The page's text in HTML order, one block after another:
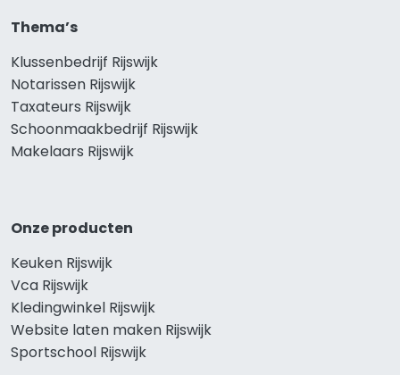
Thema’s
Klussenbedrijf Rijswijk
Notarissen Rijswijk
Taxateurs Rijswijk
Schoonmaakbedrijf Rijswijk
Makelaars Rijswijk
Onze producten
Keuken Rijswijk
Vca Rijswijk
Kledingwinkel Rijswijk
Website laten maken Rijswijk
Sportschool Rijswijk